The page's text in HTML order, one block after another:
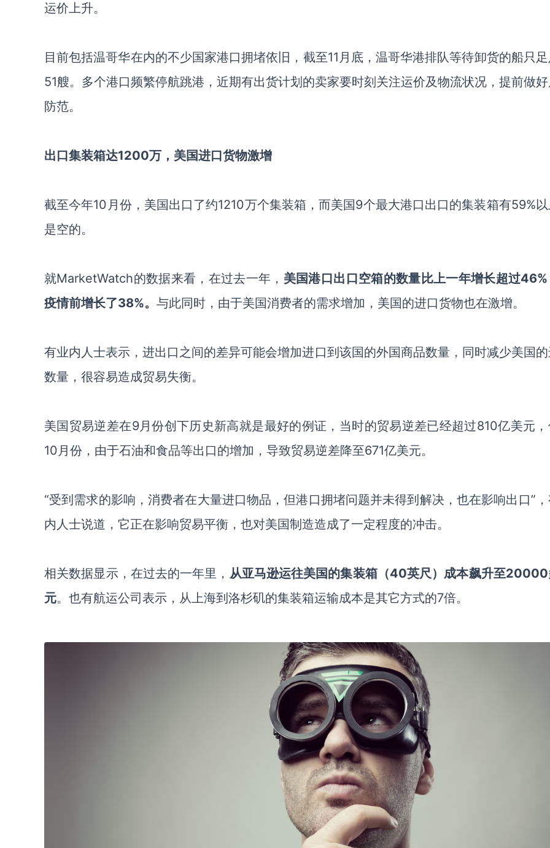
运价上升。
目前包括温哥华在内的不少国家港口拥堵依旧，截至11月底，温哥华港排队等待卸货的船只
51艘。多个港口频繁停航跳港，近期有出货计划的卖家要时刻关注运价及物流状况，提前做
防范。
出口集装箱达1200万，美国进口货物激增
截至今年10月份，美国出口了约1210万个集装箱，而美国9个最大港口出口的集装箱有59%
是空的。
就MarketWatch的数据来看，在过去一年， 美国港口出口空箱的数量比上一年增长超过46%
疫情前增长了38%。 与此同时，由于美国消费者的需求增加，美国的进口货物也在激增。
有业内人士表示，进出口之间的差异可能会增加进口到该国的外国商品数量，同时减少美国
数量，很容易造成贸易失衡。
美国贸易逆差在9月份创下历史新高就是最好的例证， 当时的贸易逆差已经超过810亿美元
10月份，由于石油和食品等出口的增加，导致贸易逆差降至671亿美元。
“受到需求的影响，消费者在大量进口物品，但港口拥堵问题并未得到解决，也在影响出口”，
内人士说道，它正在影响贸易平衡，也对美国制造造成了一定程度的冲击。
相关数据显示， 在过去的一年里， 从亚马逊运往美国的集装箱（40英尺）成本飙升至20000
元。也有航运公司表示，从上海到洛杉矶的集装箱运输成本是其它方式的7倍。